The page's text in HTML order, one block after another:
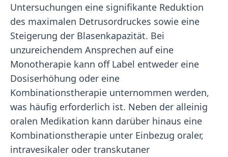
Untersuchungen eine signifikante Reduktion
des maximalen Detrusordruckes sowie eine
Steigerung der Blasenkapazität. Bei
unzureichendem Ansprechen auf eine
Monotherapie kann off Label entweder eine
Dosiserhöhung oder eine
Kombinationstherapie unternommen werden,
was häufig erforderlich ist. Neben der alleinig
oralen Medikation kann darüber hinaus eine
Kombinationstherapie unter Einbezug oraler,
intravesikaler oder transkutaner